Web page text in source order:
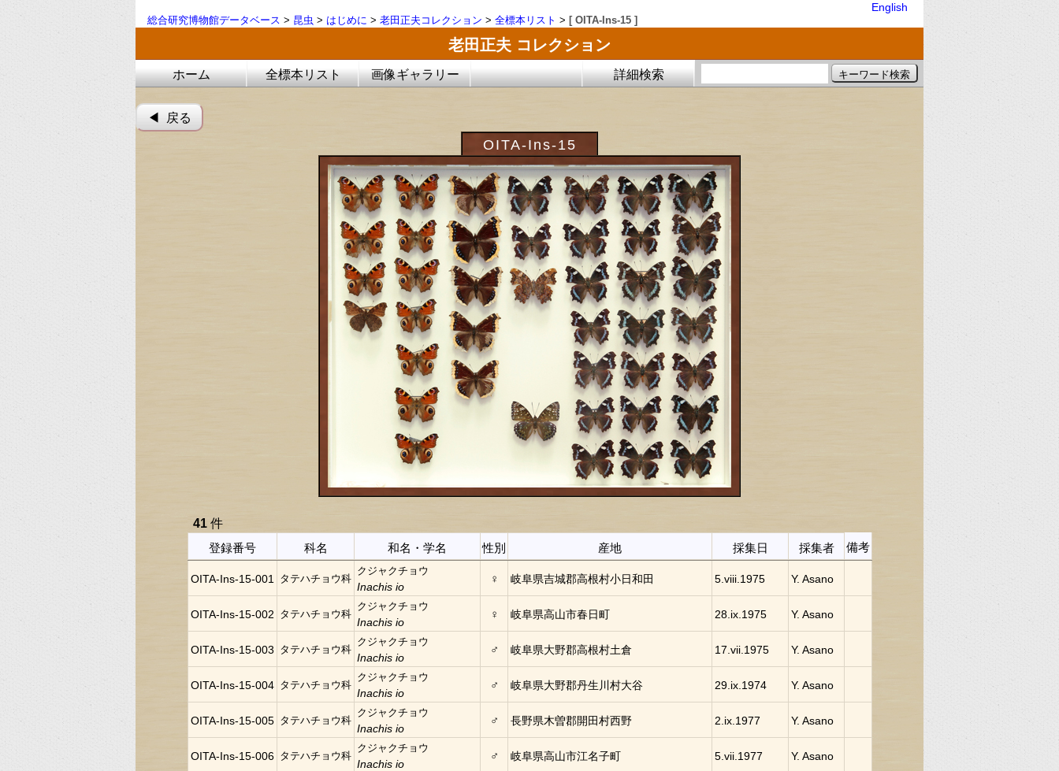
English
総合研究博物館データベース > 昆虫 > はじめに > 老田正夫コレクション > 全標本リスト > [ OITA-Ins-15 ]
老田正夫 コレクション
ホーム 全標本リスト 画像ギャラリー 詳細検索
◀︎ 戻る
OITA-Ins-15
41 件
登録番号
科名 和名・学名 性別 産地 採集日 採集者 備考
OITA-Ins-15-001 タテハチョウ科
クジャクチョウ
Inachis io
♀ 岐阜県吉城郡高根村小日和田 5.viii.1975 Y. Asano
OITA-Ins-15-002 タテハチョウ科
クジャクチョウ
Inachis io
♀ 岐阜県高山市春日町 28.ix.1975 Y. Asano
OITA-Ins-15-003 タテハチョウ科
クジャクチョウ
Inachis io
♂ 岐阜県大野郡高根村土倉 17.vii.1975 Y. Asano
OITA-Ins-15-004 タテハチョウ科
クジャクチョウ
Inachis io
♂ 岐阜県大野郡丹生川村大谷 29.ix.1974 Y. Asano
OITA-Ins-15-005 タテハチョウ科
クジャクチョウ
Inachis io
♂ 長野県木曽郡開田村西野 2.ix.1977 Y. Asano
OITA-Ins-15-006 タテハチョウ科
クジャクチョウ
Inachis io
♂ 岐阜県高山市江名子町 5.vii.1977 Y. Asano